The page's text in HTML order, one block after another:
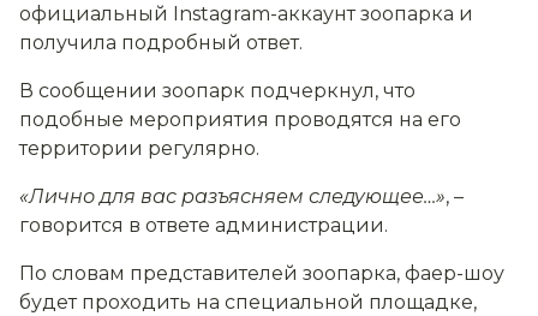
официальный Instagram-аккаунт зоопарка и
получила подробный ответ.
В сообщении зоопарк подчеркнул, что
подобные мероприятия проводятся на его
территории регулярно.
«Лично для вас разъясняем следующее…», –
говорится в ответе администрации.
По словам представителей зоопарка, фаер-шоу
будет проходить на специальной площадке,